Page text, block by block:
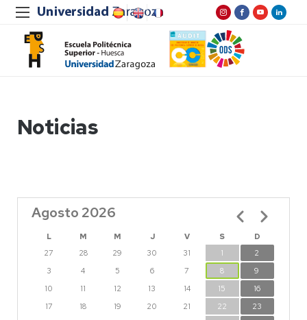
Noticias
Agosto 2026
L M M J V S
D
27
28 29 30 31 1
2
3
4 5 6 7 8
9
10
11 12 13 14 15
16
17
18 19 20 21 22
23
Paginación